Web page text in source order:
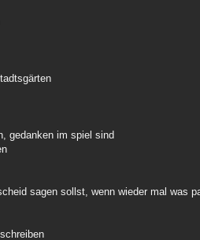
gedanken im spiel sind
sagen sollst, wenn wieder mal was